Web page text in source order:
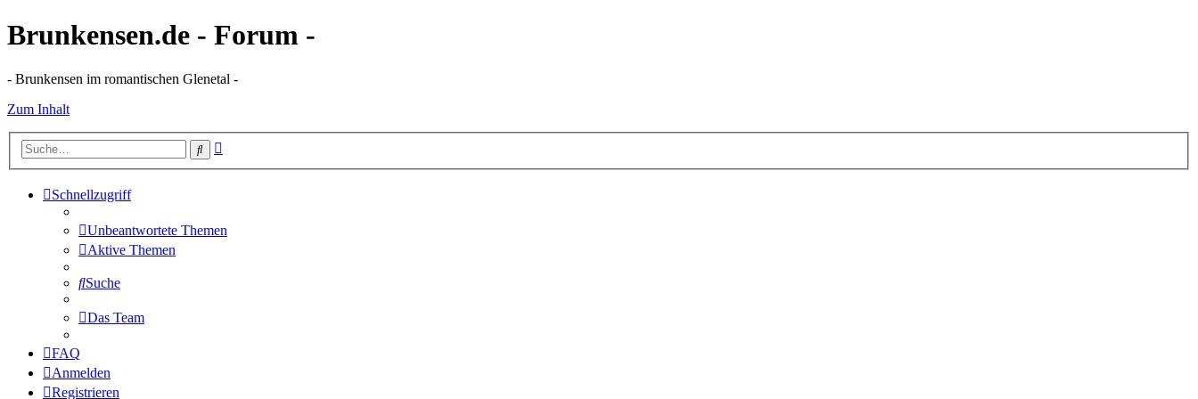
Brunkensen.de - Forum -
- Brunkensen im romantischen Glenetal -
Zum Inhalt
Suche
Schnellzugriff
Unbeantwortete Themen
Aktive Themen
Suche
Das Team
FAQ
Anmelden
Registrieren